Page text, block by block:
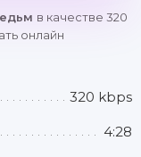
в качестве 320
онлайн
320 kbps
4:28